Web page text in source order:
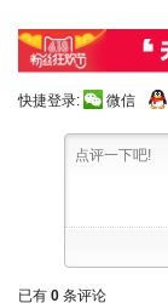
快捷登录: 微信
已有 0 条评论